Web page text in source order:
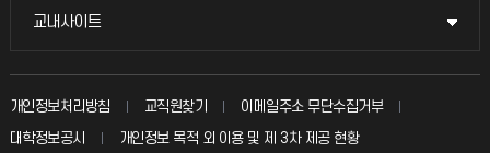
입학안내
칭찬마당
국방헬프콜
교내사이트
교내사이트
교수회
교육혁신본부
개인정보처리방침 교직원찾기
이메일주소 무단수집거부
대학정보공시
개인정보 목적 외 이용 및 제 3차 제공 현황